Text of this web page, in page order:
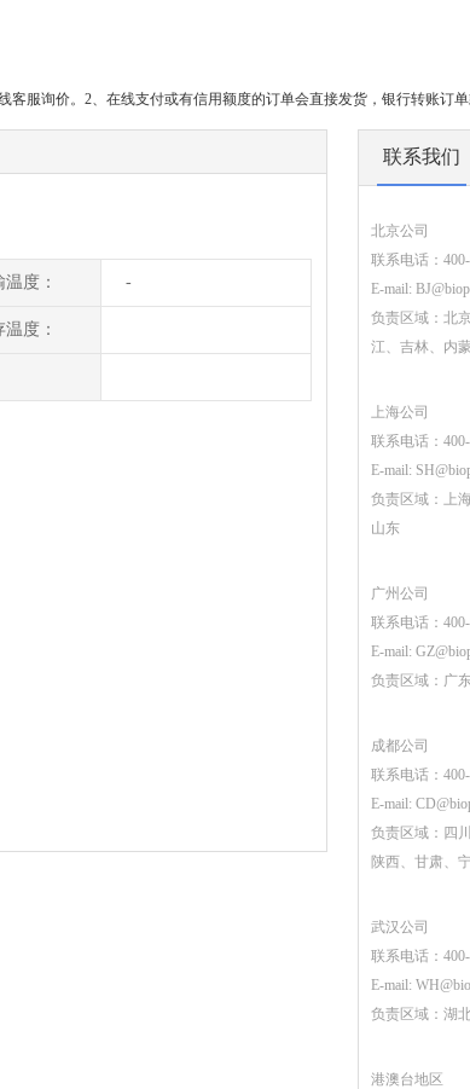
服询价。2、在线支付或有信用额度的订单会直接发货，银行转账订单
度： -
度：
联系我们
北京公司
联系电话：400-
E-mail:
负责区域：北
江、吉林、内
上海公司
联系电话：400-
E-mail:
负责区域：上
山东
广州公司
联系电话：400-
E-mail:
负责区域：广
成都公司
联系电话：400-
E-mail:
负责区域：四
陕西、甘肃、
武汉公司
联系电话：400-
E-mail:
负责区域：湖
港澳台地区